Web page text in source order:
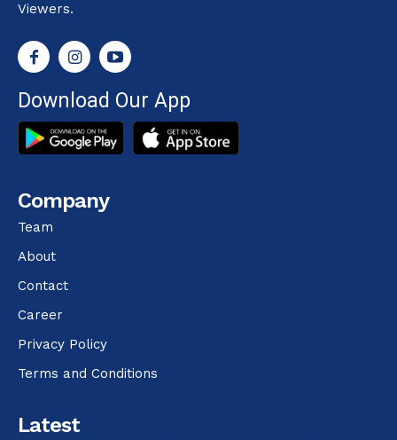
Viewers.
Download Our App
Company
Team
About
Contact
Career
Privacy Policy
Terms and Conditions
Latest